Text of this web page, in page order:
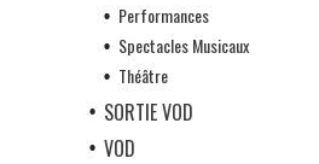
Performances
Spectacles Musicaux
Théâtre
SORTIE VOD
VOD